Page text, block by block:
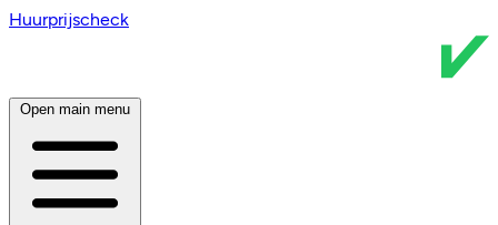
Huurprijscheck
Open main menu